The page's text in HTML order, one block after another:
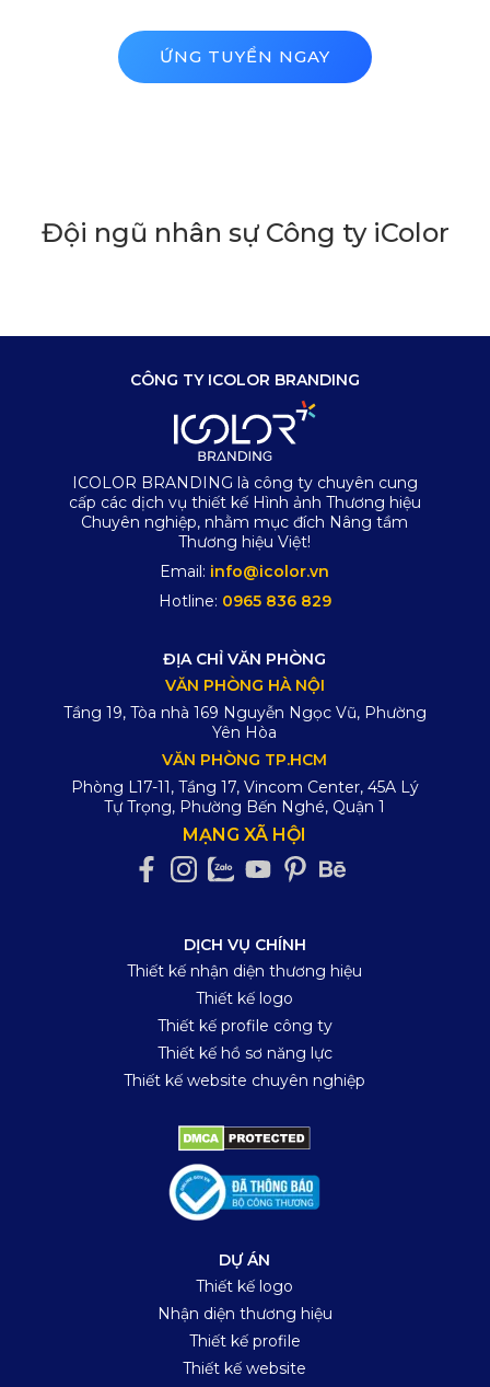
ỨNG TUYỂN NGAY
Đội ngũ nhân sự Công ty iColor
CÔNG TY ICOLOR BRANDING
ICOLOR BRANDING là công ty chuyên cung
cấp các dịch vụ thiết kế Hình ảnh Thương hiệu
Chuyên nghiệp, nhằm mục đích Nâng tầm
Thương hiệu Việt!
Email: info@icolor.vn
Hotline: 0965 836 829
ĐỊA CHỈ VĂN PHÒNG
VĂN PHÒNG HÀ NỘI
Tầng 19, Tòa nhà 169 Nguyễn Ngọc Vũ, Phường
Yên Hòa
VĂN PHÒNG TP.HCM
Phòng L17-11, Tầng 17, Vincom Center, 45A Lý
Tự Trọng, Phường Bến Nghé, Quận 1
MẠNG XÃ HỘI
DỊCH VỤ CHÍNH
Thiết kế nhận diện thương hiệu
Thiết kế logo
Thiết kế profile công ty
Thiết kế hồ sơ năng lực
Thiết kế website chuyên nghiệp
DỰ ÁN
Thiết kế logo
Nhận diện thương hiệu
Thiết kế profile
Thiết kế website